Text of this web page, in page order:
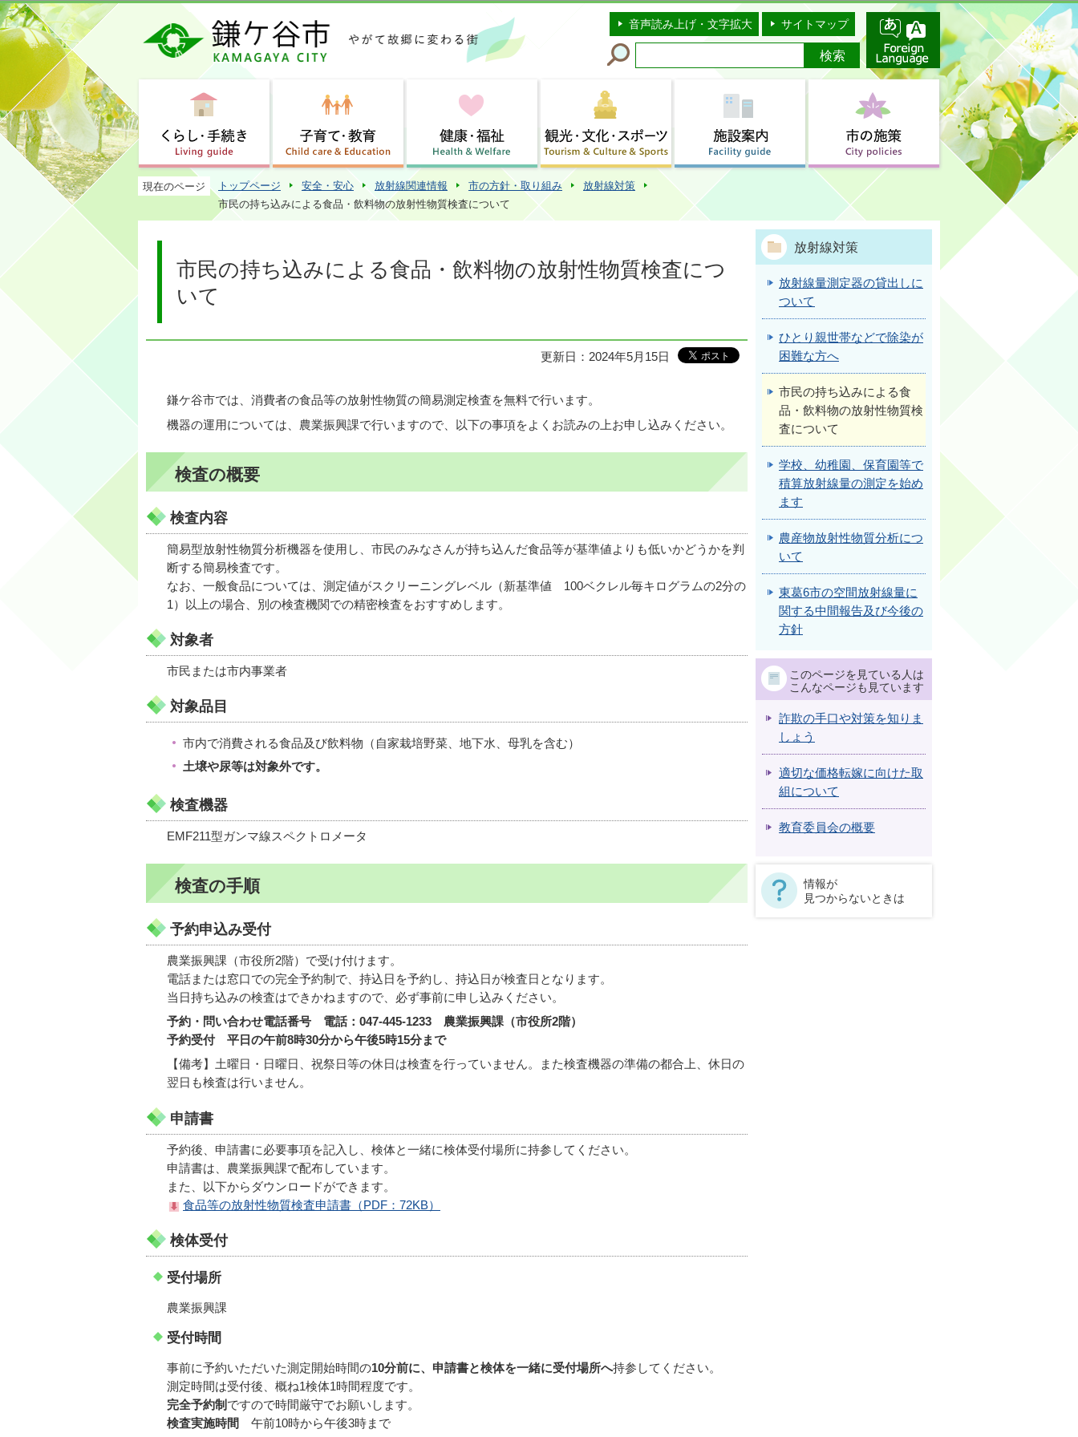
このページの本文へ移動
音声読み上げ・文字拡大 サイトマップ
現在のページ トップページ 安全・安心 放射線関連情報 市の方針・取り組み
放射線対策
市民の持ち込みによる食品・飲料物の放射性物質検査について
市民の持ち込みによる食品・飲料物の放射性物質検査につ
いて
更新日：2024年5月15日
鎌ケ谷市では、消費者の食品等の放射性物質の簡易測定検査を無料で行います。
機器の運用については、農業振興課で行いますので、以下の事項をよくお読みの上お申し込みください。
検査の概要
検査内容
簡易型放射性物質分析機器を使用し、市民のみなさんが持ち込んだ食品等が基準値よりも低いかどうかを判
断する簡易検査です。
なお、一般食品については、測定値がスクリーニングレベル（新基準値 100ベクレル毎キログラムの2分の
1）以上の場合、別の検査機関での精密検査をおすすめします。
対象者
市民または市内事業者
対象品目
市内で消費される食品及び飲料物（自家栽培野菜、地下水、母乳を含む）
土壌や尿等は対象外です。
検査機器
EMF211型ガンマ線スペクトロメータ
検査の手順
予約申込み受付
農業振興課（市役所2階）で受け付けます。
電話または窓口での完全予約制で、持込日を予約し、持込日が検査日となります。
当日持ち込みの検査はできかねますので、必ず事前に申し込みください。
予約・問い合わせ電話番号 電話：047-445-1233 農業振興課（市役所2階）
予約受付 平日の午前8時30分から午後5時15分まで
【備考】土曜日・日曜日、祝祭日等の休日は検査を行っていません。また検査機器の準備の都合上、休日の
翌日も検査は行いません。
申請書
予約後、申請書に必要事項を記入し、検体と一緒に検体受付場所に持参してください。
申請書は、農業振興課で配布しています。
また、以下からダウンロードができます。
食品等の放射性物質検査申請書（PDF：72KB）
検体受付
受付場所
農業振興課
受付時間
事前に予約いただいた測定開始時間の10分前に、申請書と検体を一緒に受付場所へ持参してください。
測定時間は受付後、概ね1検体1時間程度です。
完全予約制 ですので時間厳守でお願いします。
検査実施時間
午前10時から午後3時まで
放射線対策
放射線量測定器の貸出しに
ついて
ひとり親世帯などで除染が
困難な方へ
市民の持ち込みによる食
品・飲料物の放射性物質検
査について
学校、幼稚園、保育園等で
積算放射線量の測定を始め
ます
農産物放射性物質分析につ
いて
東葛6市の空間放射線量に
関する中間報告及び今後の
方針
このページを見ている人は
こんなページも見ています
詐欺の手口や対策を知りま
しょう
適切な価格転嫁に向けた取
組について
教育委員会の概要
情報が
見つからないときは